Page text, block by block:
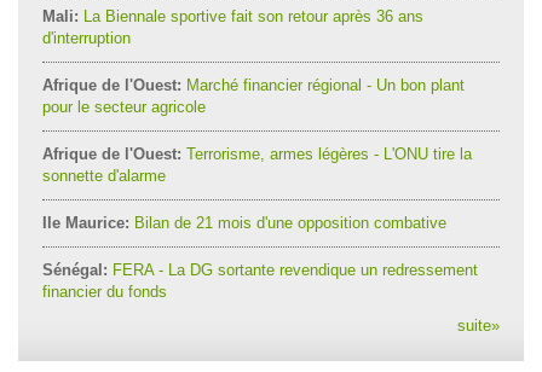
Mali: La Biennale sportive fait son retour après 36 ans
d'interruption
Afrique de l'Ouest: Marché financier régional - Un bon plant
pour le secteur agricole
Afrique de l'Ouest: Terrorisme, armes légères - L'ONU tire la
sonnette d'alarme
Ile Maurice: Bilan de 21 mois d'une opposition combative
Sénégal: FERA - La DG sortante revendique un redressement
financier du fonds
suite»